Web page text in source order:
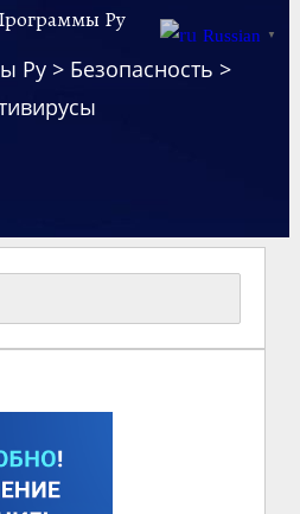
Ру
Ру> Безопасность >
Russian ▼